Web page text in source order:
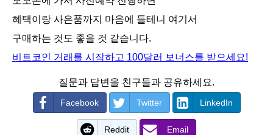
혜택이랑 사은품까지 마음에 들테니 여기서
구매하는 것도 좋을 것 같습니다.
비트코인 거래를 시작하고 100달러 보너스를 받으세요!
질문과 답변을 친구들과 공유하세요.
Facebook Twitter LinkedIn
Reddit Email